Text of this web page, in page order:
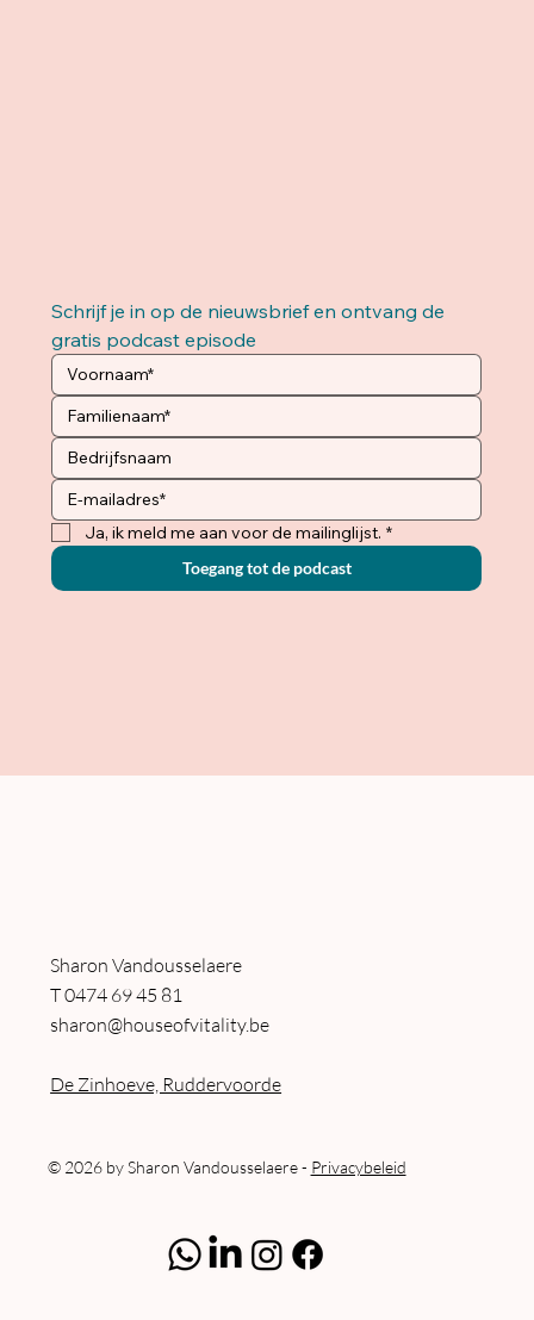
Schrijf je in op de nieuwsbrief en ontvang de
gratis podcast episode
Ja, ik meld me aan voor de mailinglijst. *
Toegang tot de podcast
Sharon Vandousselaere
T0474 69 45 81
sharon@houseofvitality.be
De Zinhoeve, Ruddervoorde
© 2026 by Sharon Vandousselaere - Privacybeleid